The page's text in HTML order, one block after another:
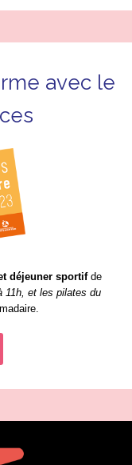
avec le
déjeuner sportifde
11h, et les pilates du